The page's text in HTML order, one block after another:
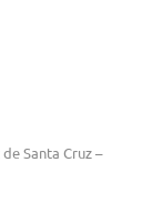
Santa Cruz –